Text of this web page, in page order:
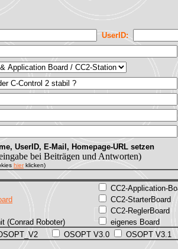
UserID:
UserID, E-Mail, Homepage-URL setzen
bei Beiträgen und Antworten)
hierklicken)
(Conrad Roboter)
CC2-Application-
CC2-StarterBoard
CC2-ReglerBoard
eigenes Board
OSOPT V3.0 OSOPT V3.1